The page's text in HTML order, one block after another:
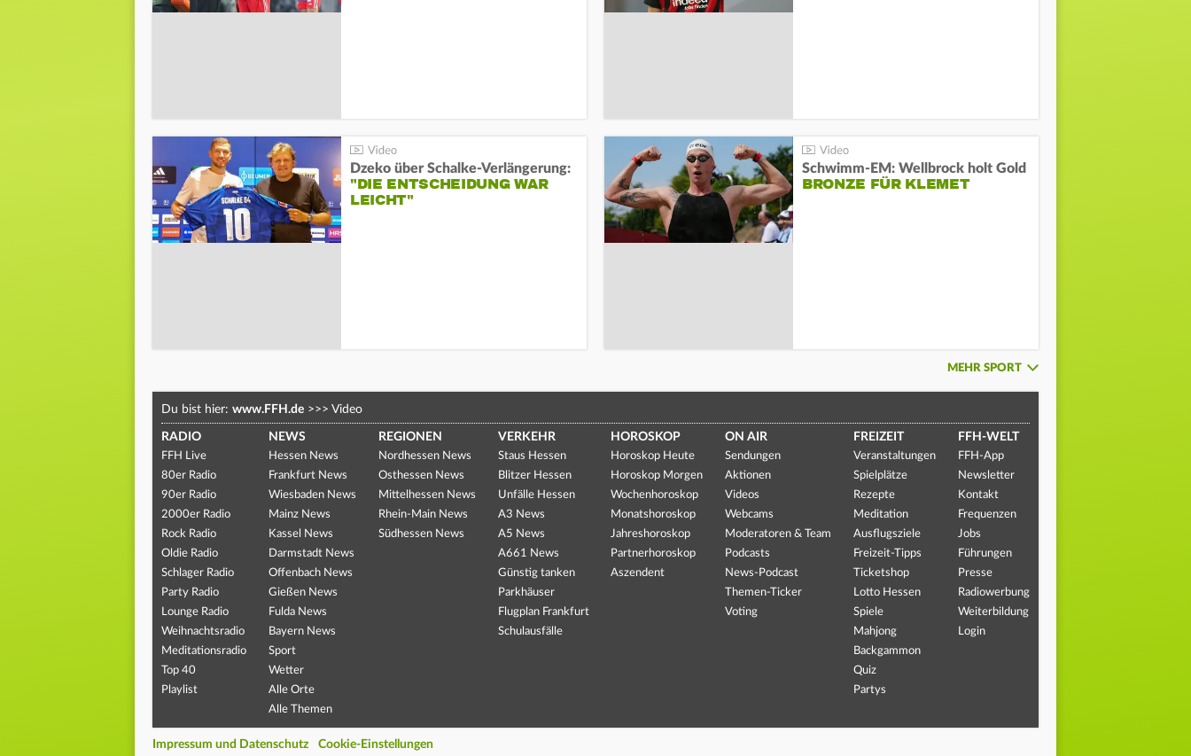
Dzeko über Schalke-Verlängerung:
"DIE ENTSCHEIDUNG WAR
LEICHT"
Schwimm-EM: Wellbrock holt Gold
BRONZE FÜR KLEMET
MEHR SPORT
Du bist hier: www.FFH.de >>> Video
RADIO
FFH Live
80er Radio
90er Radio
2000er Radio
Rock Radio
Oldie Radio
Schlager Radio
Party Radio
Lounge Radio
Weihnachtsradio
Meditationsradio
Top 40
Playlist
NEWS
Hessen News
Frankfurt News
Wiesbaden News
Mainz News
Kassel News
Darmstadt News
Offenbach News
Gießen News
Fulda News
Bayern News
Sport
Wetter
Alle Orte
Alle Themen
REGIONEN
Nordhessen News
Osthessen News
Mittelhessen News
Rhein-Main News
Südhessen News
VERKEHR
Staus Hessen
Blitzer Hessen
Unfälle Hessen
A3 News
A5 News
A661 News
Günstig tanken
Parkhäuser
Flugplan Frankfurt
Schulausfälle
HOROSKOP
Horoskop Heute
Horoskop Morgen
Wochenhoroskop
Monatshoroskop
Jahreshoroskop
Partnerhoroskop
Aszendent
ON AIR
Sendungen
Aktionen
Videos
Webcams
Moderatoren & Team
Podcasts
News-Podcast
Themen-Ticker
Voting
FREIZEIT
Veranstaltungen
Spielplätze
Rezepte
Meditation
Ausflugsziele
Freizeit-Tipps
Ticketshop
Lotto Hessen
Spiele
Mahjong
Backgammon
Quiz
Partys
FFH-WELT
FFH-App
Newsletter
Kontakt
Frequenzen
Jobs
Führungen
Presse
Radiowerbung
Weiterbildung
Login
Impressum und Datenschutz Cookie-Einstellungen